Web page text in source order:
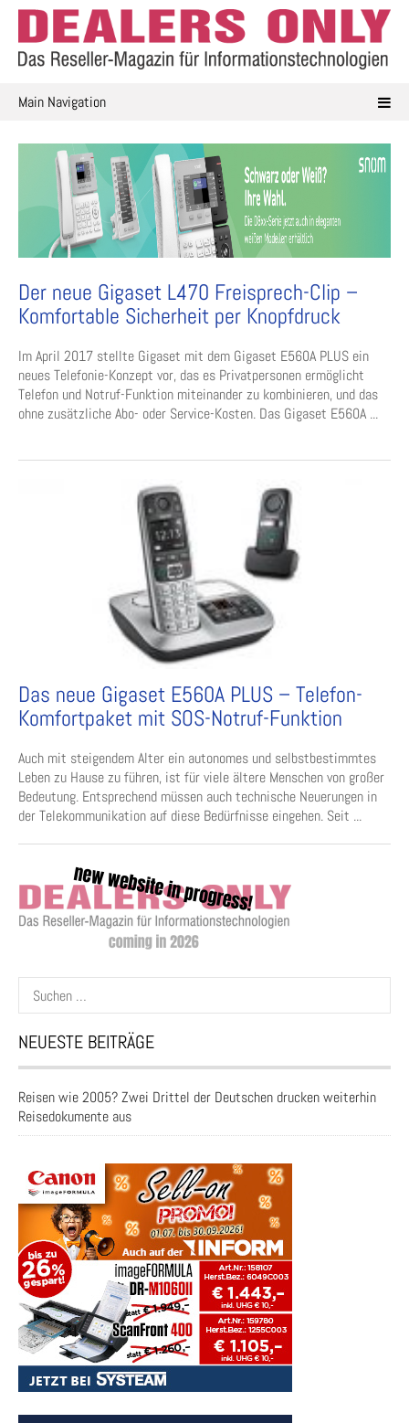
Skip
content
Main Navigation
Der neue Gigaset L470 Freisprech-Clip –
Komfortable Sicherheit per Knopfdruck
Im April 2017 stellte Gigaset mit dem Gigaset E560A PLUS ein
neues Telefonie-Konzept vor, das es Privatpersonen ermöglicht
Telefon und Notruf-Funktion miteinander zu kombinieren, und das
ohne zusätzliche Abo- oder Service-Kosten. Das Gigaset E560A ...
Das neue Gigaset E560A PLUS – Telefon-
Komfortpaket mit SOS-Notruf-Funktion
Auch mit steigendem Alter ein autonomes und selbstbestimmtes
Leben zu Hause zu führen, ist für viele ältere Menschen von großer
Bedeutung. Entsprechend müssen auch technische Neuerungen in
der Telekommunikation auf diese Bedürfnisse eingehen. Seit ...
Suchen
nach:
NEUESTE BEITRÄGE
Reisen wie 2005? Zwei Drittel der Deutschen drucken weiterhin
Reisedokumente aus